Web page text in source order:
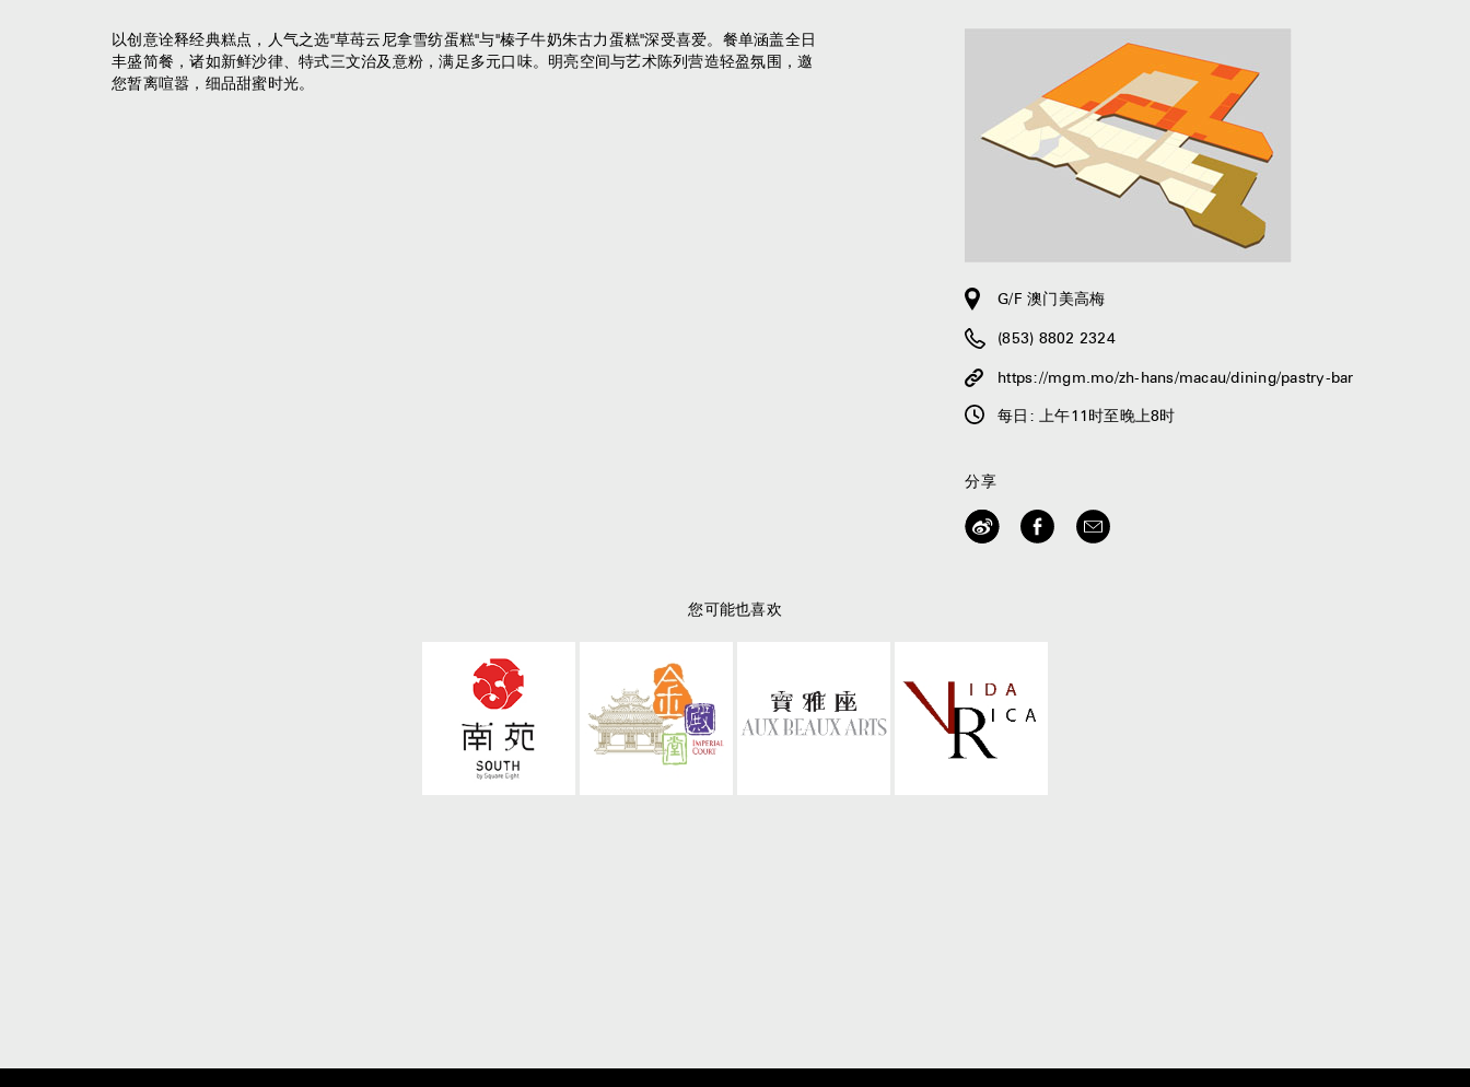
G/F 澳门美高梅
(853) 8802 2324
https://mgm.mo/zh-hans/macau/dining/pastry-bar
每日: 上午11时至晚上8时
分享
以创意诠释经典糕点，人气之选"草苺云尼拿雪纺蛋糕"与"榛子牛奶朱古力蛋糕"深受喜爱。餐单涵盖全日
丰盛简餐，诸如新鲜沙律、特式三文治及意粉，满足多元口味。明亮空间与艺术陈列营造轻盈氛围，邀
您暂离喧嚣，细品甜蜜时光。
您可能也喜欢